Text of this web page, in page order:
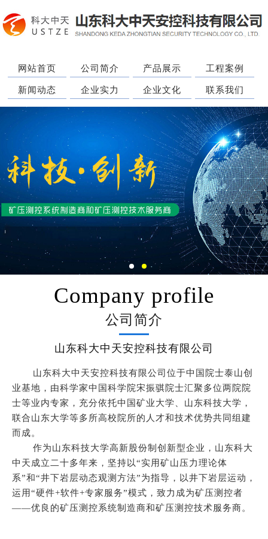
网站首页 公司简介 产品展示 工程案例
新闻动态 企业实力 企业文化 联系我们
Company profile
公司简介
山东科大中天安控科技有限公司
山东科大中天安控科技有限公司位于中国院士泰山创
业基地，由科学家中国科学院宋振骐院士汇聚多位两院院
士等业内专家，充分依托中国矿业大学、山东科技大学，
联合山东大学等多所高校院所的人才和技术优势共同组建
而成。
作为山东科技大学高新股份制创新型企业，山东科大
中天成立二十多年来，坚持以“实用矿山压力理论体
系”和“井下岩层动态观测方法”为指导，以井下岩层运动，
运用“硬件+软件+专家服务”模式，致力成为矿压测控者
——优良的矿压测控系统制造商和矿压测控技术服务商。